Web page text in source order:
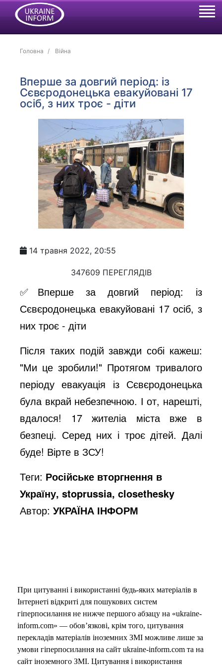
Головна Війна
Вперше за довгий період: із
Сєвєродонецька евакуйовані 17
осіб, з них троє - діти
14 травня 2022, 20:55
347609 ПЕРЕГЛЯДІВ
✅Вперше за довгий період: із
Сєвєродонецька евакуйовані 17 осіб, з
них троє - діти
Після таких подій завжди собі кажеш:
"Ми це зробили!" Протягом тривалого
періоду евакуація із Сєвєродонецька
була вкрай небезпечною. І от, нарешті,
вдалося! 17 жителіа міста вже в
безпеці. Серед них і троє дітей. Далі
буде! Вірте в ЗСУ!
Теги: Російське вторгнення в
Україну, stoprussia, closethesky
Автор:УКРАЇНА ІНФОРМ
При цитуванні і використанні будь-яких матеріалів в
Інтернеті відкриті для пошукових систем
гіперпосилання не нижче першого абзацу на «ukraine-
inform.com» — обов’язкові, крім того, цитування
перекладів матеріалів іноземних ЗМІ можливе лише за
умови гіперпосилання на сайт ukraine-inform.com та на
сайт іноземного ЗМІ. Цитування і використання